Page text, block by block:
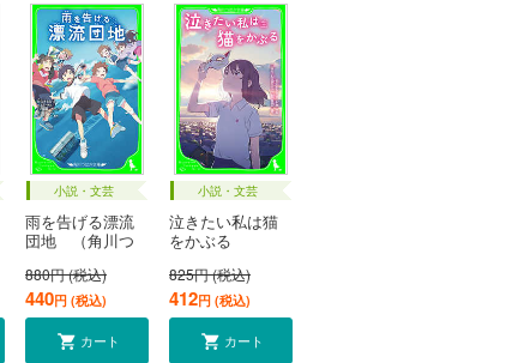
小説・文芸
雨を告げる漂流
団地 （角川つ
880円 (税込)
440円 (税込)
カート
小説・文芸
泣きたい私は猫
をかぶる
825円 (税込)
412円 (税込)
カート